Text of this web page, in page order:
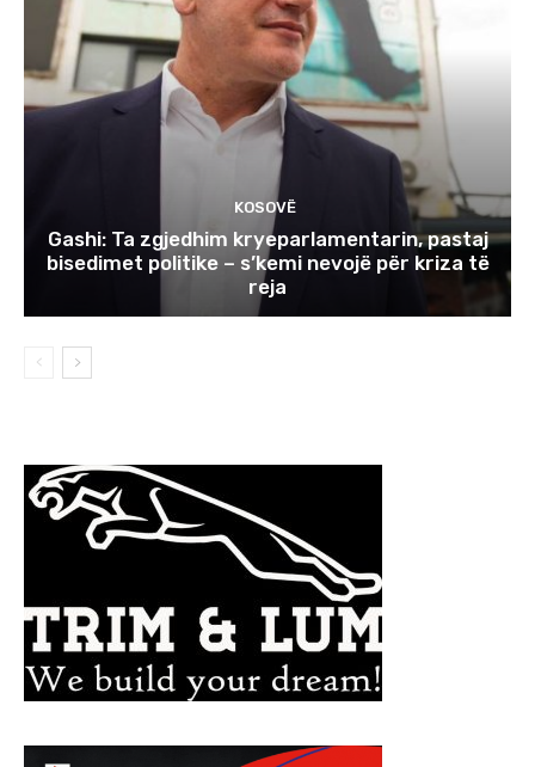
KOSOVË
Gashi: Ta zgjedhim kryeparlamentarin, pastaj
bisedimet politike – s’kemi nevojë për kriza të
reja